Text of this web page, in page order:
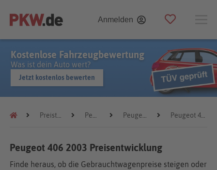
Anmelden
Kostenlose Fahrzeugbewertung
Was ist dein Auto wert?
Jetzt kostenlos bewerten
Preistrends Peugeot Peugeot 406 Peugeot 406 2003
Peugeot 406 2003 Preisentwicklung
Finde heraus, ob die Gebrauchtwagenpreise steigen oder